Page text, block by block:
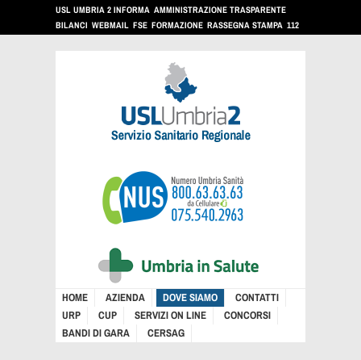
USL UMBRIA 2 INFORMA AMMINISTRAZIONE TRASPARENTE
BILANCI WEBMAIL FSE FORMAZIONE RASSEGNA STAMPA 112
HOME AZIENDA DOVE SIAMO
CONTATTI
URP
CUP SERVIZI ON LINE
CONCORSI
BANDI DI GARA
CERSAG